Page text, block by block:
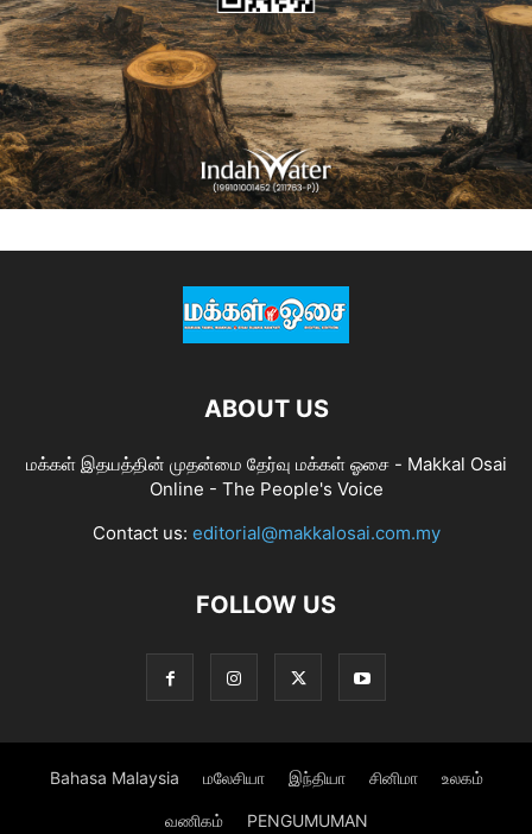
ABOUT US
மக்கள் இதயத்தின் முதன்மை தேர்வு மக்கள் ஓசை - Makkal Osai
Online - The People's Voice
Contact us: editorial@makkalosai.com.my
FOLLOW US
Bahasa Malaysia மலேசியா இந்தியா சினிமா உலகம்
வணிகம் PENGUMUMAN